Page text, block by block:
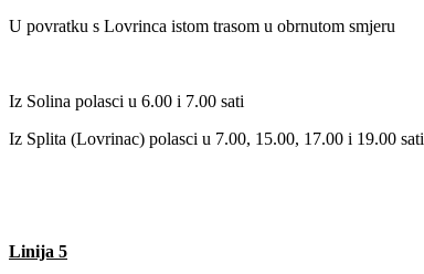
U povratku s Lovrinca istom trasom u obrnutom smjeru
Iz Solina polasci u 6.00 i 7.00 sati
Iz Splita (Lovrinac) polasci u 7.00, 15.00, 17.00 i 19.00 sati
Linija 5